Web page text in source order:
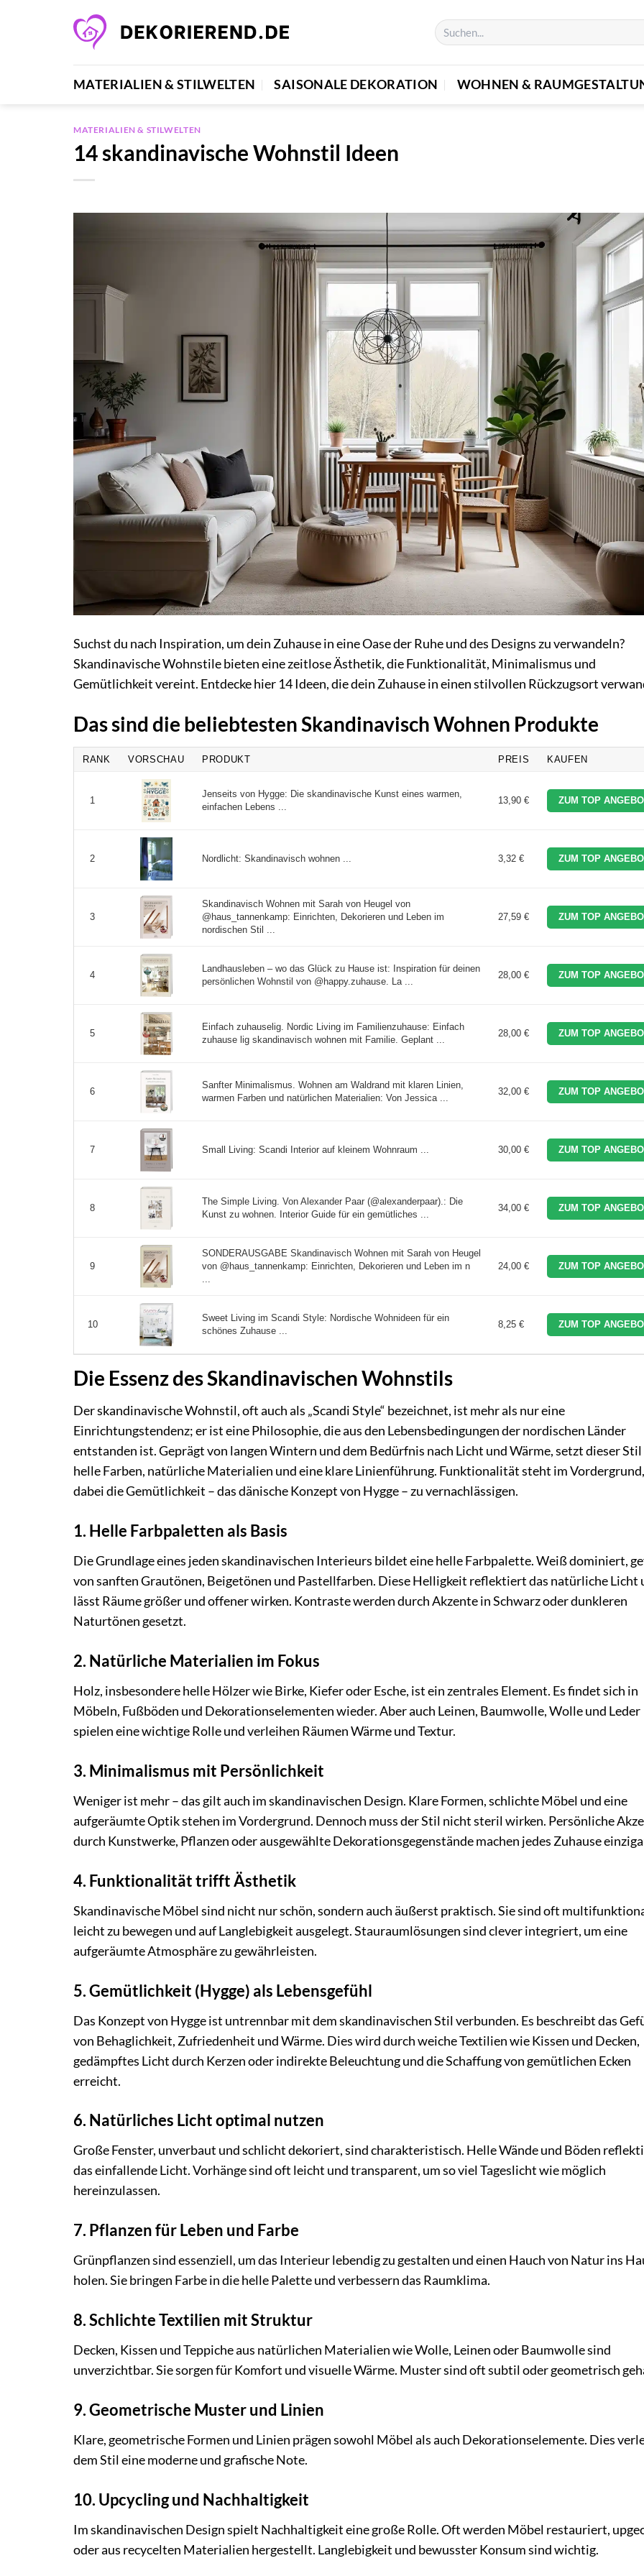
MATERIALIEN & STILWELTEN SAISONALE DEKORATION WOHNEN &
MATERIALIEN & STILWELTEN
14 skandinavische Wohnstil Ideen
Suchst du nach Inspiration, um dein Zuhause in eine Oase der Ruhe und des Designs zu verwandeln?
Skandinavische Wohnstile bieten eine zeitlose Ästhetik, die Funktionalität, Minimalismus und
Gemütlichkeit vereint. Entdecke hier 14 Ideen, die dein Zuhause in einen stilvollen Rückzugsort
Das sind die beliebtesten Skandinavisch Wohnen Produkte
RANK VORSCHAU PRODUKT PREIS KAUFEN
1
Jenseits von Hygge: Die skandinavische Kunst eines warmen,
einfachen Lebens ...
13,90 € ZUM TOP
2 Nordlicht: Skandinavisch wohnen ... 3,32 € ZUM TOP
3
Skandinavisch Wohnen mit Sarah von Heugel von
@haus_tannenkamp: Einrichten, Dekorieren und Leben im
nordischen Stil ...
27,59 € ZUM TOP
4
Landhausleben – wo das Glück zu Hause ist: Inspiration für deinen
persönlichen Wohnstil von @happy.zuhause. La ...
28,00 € ZUM TOP
5
Einfach zuhauselig. Nordic Living im Familienzuhause: Einfach
zuhause lig skandinavisch wohnen mit Familie. Geplant ...
28,00 € ZUM TOP
6
Sanfter Minimalismus. Wohnen am Waldrand mit klaren Linien,
warmen Farben und natürlichen Materialien: Von Jessica ...
32,00 € ZUM TOP
7 Small Living: Scandi Interior auf kleinem Wohnraum ... 30,00 € ZUM TOP
8
The Simple Living. Von Alexander Paar (@alexanderpaar).: Die
Kunst zu wohnen. Interior Guide für ein gemütliches ...
34,00 € ZUM TOP
9
SONDERAUSGABE Skandinavisch Wohnen mit Sarah von Heugel
von @haus_tannenkamp: Einrichten, Dekorieren und Leben im n
...
24,00 € ZUM TOP
10
Sweet Living im Scandi Style: Nordische Wohnideen für ein
schönes Zuhause ...
8,25 € ZUM TOP
Die Essenz des Skandinavischen Wohnstils
Der skandinavische Wohnstil, oft auch als „Scandi Style“ bezeichnet, ist mehr als nur eine
Einrichtungstendenz; er ist eine Philosophie, die aus den Lebensbedingungen der nordischen Länder
entstanden ist. Geprägt von langen Wintern und dem Bedürfnis nach Licht und Wärme, setzt dieser
helle Farben, natürliche Materialien und eine klare Linienführung. Funktionalität steht im
dabei die Gemütlichkeit – das dänische Konzept von Hygge – zu vernachlässigen.
1. Helle Farbpaletten als Basis
Die Grundlage eines jeden skandinavischen Interieurs bildet eine helle Farbpalette. Weiß dominiert,
von sanften Grautönen, Beigetönen und Pastellfarben. Diese Helligkeit reflektiert das natürliche Licht
lässt Räume größer und offener wirken. Kontraste werden durch Akzente in Schwarz oder dunkleren
Naturtönen gesetzt.
2. Natürliche Materialien im Fokus
Holz, insbesondere helle Hölzer wie Birke, Kiefer oder Esche, ist ein zentrales Element. Es findet sich in
Möbeln, Fußböden und Dekorationselementen wieder. Aber auch Leinen, Baumwolle, Wolle und Leder
spielen eine wichtige Rolle und verleihen Räumen Wärme und Textur.
3. Minimalismus mit Persönlichkeit
Weniger ist mehr – das gilt auch im skandinavischen Design. Klare Formen, schlichte Möbel und eine
aufgeräumte Optik stehen im Vordergrund. Dennoch muss der Stil nicht steril wirken. Persönliche
durch Kunstwerke, Pflanzen oder ausgewählte Dekorationsgegenstände machen jedes Zuhause
4. Funktionalität trifft Ästhetik
Skandinavische Möbel sind nicht nur schön, sondern auch äußerst praktisch. Sie sind oft
leicht zu bewegen und auf Langlebigkeit ausgelegt. Stauraumlösungen sind clever integriert, um eine
aufgeräumte Atmosphäre zu gewährleisten.
5. Gemütlichkeit (Hygge) als Lebensgefühl
Das Konzept von Hygge ist untrennbar mit dem skandinavischen Stil verbunden. Es beschreibt das
von Behaglichkeit, Zufriedenheit und Wärme. Dies wird durch weiche Textilien wie Kissen und Decken,
gedämpftes Licht durch Kerzen oder indirekte Beleuchtung und die Schaffung von gemütlichen Ecken
erreicht.
6. Natürliches Licht optimal nutzen
Große Fenster, unverbaut und schlicht dekoriert, sind charakteristisch. Helle Wände und Böden
das einfallende Licht. Vorhänge sind oft leicht und transparent, um so viel Tageslicht wie möglich
hereinzulassen.
7. Pflanzen für Leben und Farbe
Grünpflanzen sind essenziell, um das Interieur lebendig zu gestalten und einen Hauch von Natur ins
holen. Sie bringen Farbe in die helle Palette und verbessern das Raumklima.
8. Schlichte Textilien mit Struktur
Decken, Kissen und Teppiche aus natürlichen Materialien wie Wolle, Leinen oder Baumwolle sind
unverzichtbar. Sie sorgen für Komfort und visuelle Wärme. Muster sind oft subtil oder geometrisch
9. Geometrische Muster und Linien
Klare, geometrische Formen und Linien prägen sowohl Möbel als auch Dekorationselemente. Dies
dem Stil eine moderne und grafische Note.
10. Upcycling und Nachhaltigkeit
Im skandinavischen Design spielt Nachhaltigkeit eine große Rolle. Oft werden Möbel restauriert,
oder aus recycelten Materialien hergestellt. Langlebigkeit und bewusster Konsum sind wichtig.